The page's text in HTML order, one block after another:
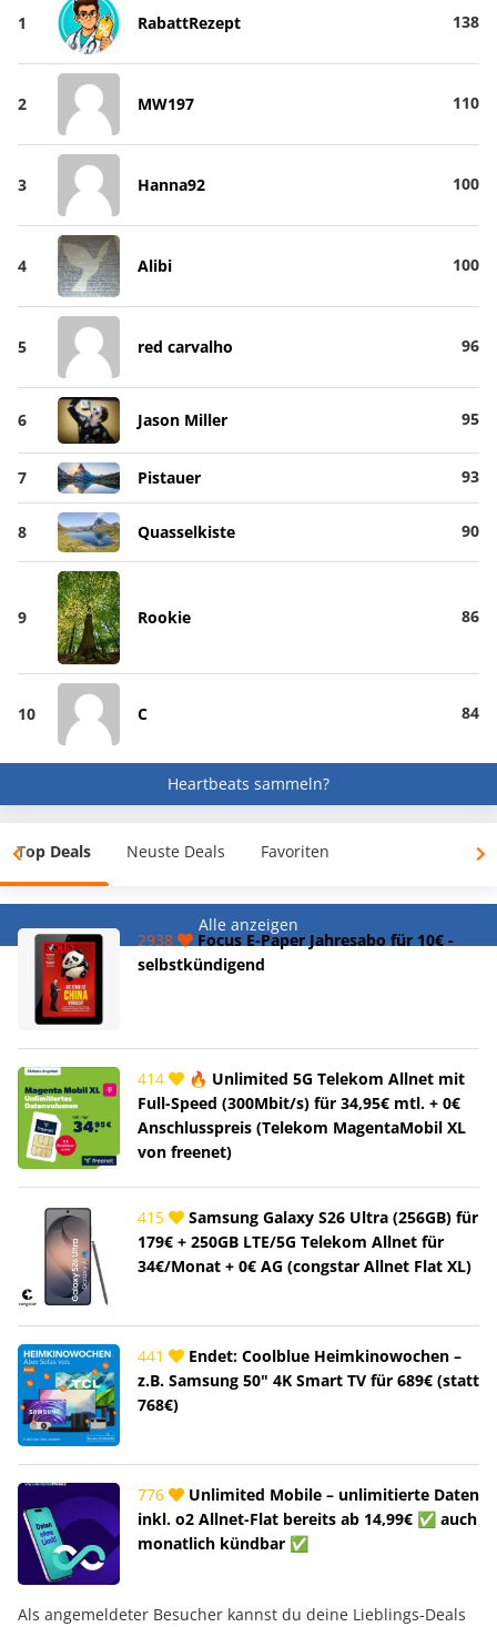
1 RabattRezept 138
2 MW197 110
3 Hanna92 100
4 Alibi 100
5 red carvalho 96
6 Jason Miller 95
7 Pistauer 93
8 Quasselkiste 90
9 Rookie 86
10 C 84
Heartbeats sammeln?
Top Deals Neuste Deals Favoriten
Alle anzeigen
2938
Focus E-Paper Jahresabo für 10€ -
selbstkündigend
414
🔥 Unlimited 5G Telekom Allnet mit
Full-Speed (300Mbit/s) für 34,95€ mtl. + 0€
Anschlusspreis (Telekom MagentaMobil XL
von freenet)
415
Samsung Galaxy S26 Ultra (256GB) für
179€ + 250GB LTE/5G Telekom Allnet für
34€/Monat + 0€ AG (congstar Allnet Flat XL)
441
Endet: Coolblue Heimkinowochen –
z.B. Samsung 50" 4K Smart TV für 689€ (statt
768€)
776
Unlimited Mobile – unlimitierte Daten
inkl. o2 Allnet-Flat bereits ab 14,99€ ✅ auch
monatlich kündbar ✅
Als angemeldeter Besucher kannst du deine Lieblings-Deals